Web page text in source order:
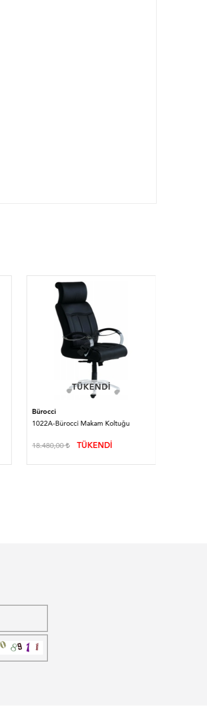
TÜKENDI
TÜKENDI
Bürocci
1022A-Bürocci Makam Koltuğu
18.480,00 TÜKENDİ